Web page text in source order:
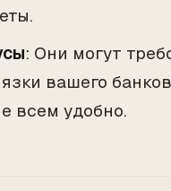
: Они могут
вашего
всем удобно.